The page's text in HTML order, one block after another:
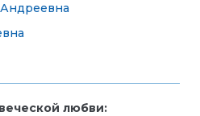
Андреевна
любви: